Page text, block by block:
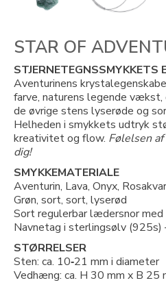
STAR OF
STJERNETEGNSSMYKKETS
Aventurinens
farve, naturens legende
de øvrige stens lyserøde og
Helheden i smykkets udtryk
kreativitet og flow. Følelsen
dig!
SMYKKEMATERIALE
Aventurin, Lava, Onyx,
Grøn, sort, sort, lyserød
Sort regulerbar lædersnor med
Navnetag i sterlingsølv
STØRRELSER
Sten: ca. 10‐21 mm i diameter
Vedhæng: ca. H 30 mm x B 25